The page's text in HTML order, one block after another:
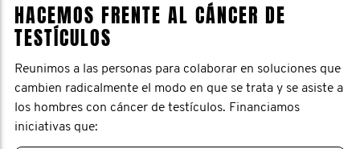
HACEMOS FRENTE AL CÁNCER DE
TESTÍCULOS
Reunimos a las personas para colaborar en soluciones que
cambien radicalmente el modo en que se trata y se asiste a
los hombres con cáncer de testículos. Financiamos
iniciativas que: